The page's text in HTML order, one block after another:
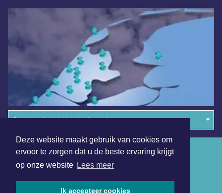
Deze website maakt gebruik van cookies om
ervoor te zorgen dat u de beste ervaring krijgt
op onze website Lees meer
Ik accepteer cookies
Overige dagbladen in de regio
Algemene voorwaarden
Disclaimer